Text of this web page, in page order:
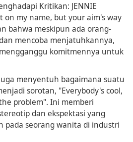
Kritikan: JENNIE
on my name, but your aim's way
bahwa meskipun ada orang-
mencoba menjatuhkannya,
komitmennya untuk
menyentuh bagaimana suatu
sorotan, "Everybody's cool,
problem". Ini memberi
dan ekspektasi yang
pada seorang wanita di industri